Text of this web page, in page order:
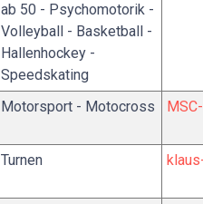
ab 50 - Psychomotorik -
Volleyball - Basketball -
Hallenhockey -
Speedskating
Motorsport - Motocross
Turnen